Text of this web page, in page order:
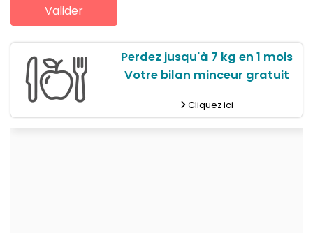
Perdez jusqu'à 7 kg en 1 mois
Votre bilan minceur gratuit
Cliquez ici